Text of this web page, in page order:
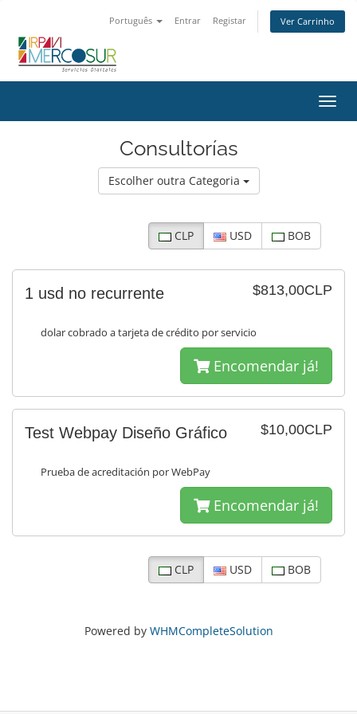
Português Entrar Registar Ver Carrinho
Consultorías
Escolher outra Categoria
CLP USD BOB
$813,00CLP
1 usd no recurrente
dolar cobrado a tarjeta de crédito por servicio
Encomendar já!
$10,00CLP
Test Webpay Diseño Gráfico
Prueba de acreditación por WebPay
Encomendar já!
CLP USD BOB
Powered by WHMCompleteSolution